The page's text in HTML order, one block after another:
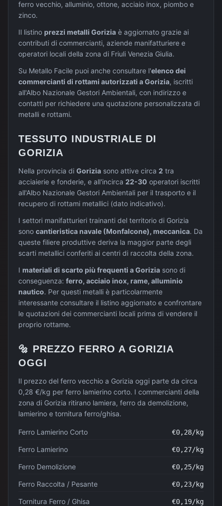
ferro vecchio, alluminio, ottone, acciaio inox, piombo e
zinco.
Il listino prezzi metalli Gorizia è aggiornato grazie ai
contributi di commercianti, aziende manifatturiere e
operatori locali della zona di Friuli Venezia Giulia.
Su Metallo Facile puoi anche consultare l'elenco dei
commercianti di rottami autorizzati aGorizia, iscritti
all'Albo Nazionale Gestori Ambientali, con indirizzo e
contatti per richiedere una quotazione personalizzata di
metalli e rottami.
TESSUTO INDUSTRIALE DI
GORIZIA
Nella provincia di Gorizia sono attive circa 2 tra
acciaierie e fonderie, e all'incirca 22-30 operatori iscritti
all'Albo Nazionale Gestori Ambientali per il trasporto e il
recupero di rottami metallici (dato indicativo).
I settori manifatturieri trainanti del territorio di Gorizia
sono cantieristica navale (Monfalcone), meccanica. Da
queste filiere produttive deriva la maggior parte degli
scarti metallici conferiti ai centri di raccolta della zona.
I materiali di scarto più frequenti aGorizia sono di
conseguenza: ferro, acciaio inox, rame, alluminio
nautico. Per questi metalli è particolarmente
interessante consultare il listino aggiornato e confrontare
le quotazioni dei commercianti locali prima di vendere il
proprio rottame.
🔩 PREZZO FERRO A GORIZIA
OGGI
Il prezzo del ferro vecchio a Gorizia oggi parte da circa
0,28 €/kg per ferro lamierino corto. I commercianti della
zona di Gorizia ritirano lamiera, ferro da demolizione,
lamierino e tornitura ferro/ghisa.
Ferro Lamierino Corto €0,28/kg
Ferro Lamierino €0,27/kg
Ferro Demolizione €0,25/kg
Ferro Raccolta / Pesante €0,23/kg
Tornitura Ferro / Ghisa €0,19/kg